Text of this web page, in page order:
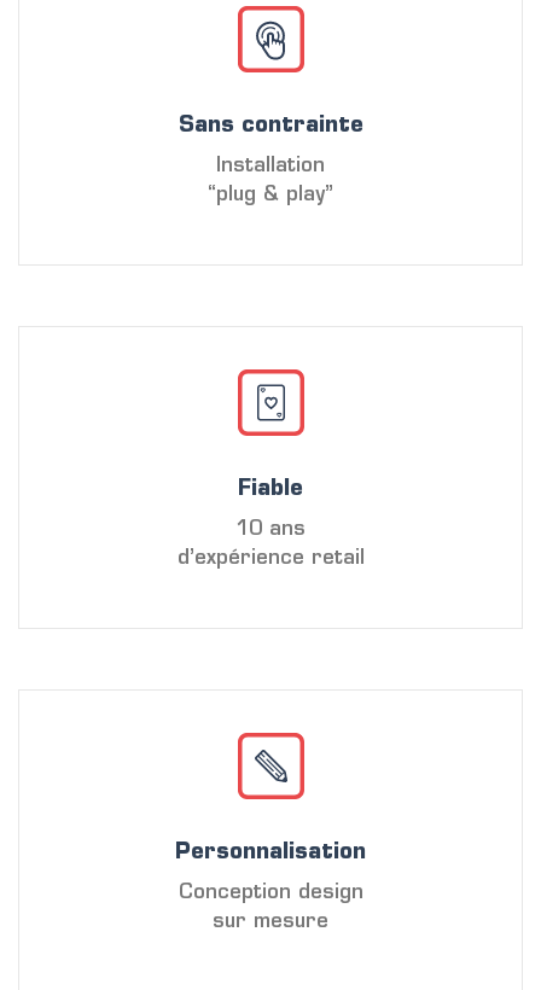
Sans contrainte
Installation
“plug & play”
Fiable
10 ans
d’expérience retail
Personnalisation
Conception design
sur mesure